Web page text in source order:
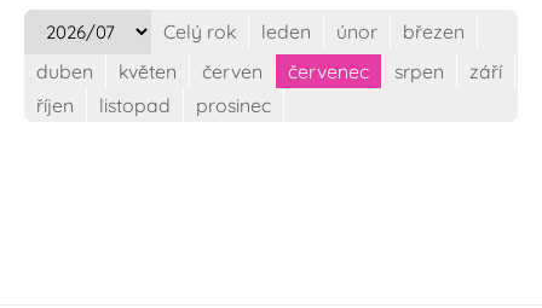
Celý rok leden únor
březen
duben
květen červen červenec srpen
září
říjen
listopad prosinec